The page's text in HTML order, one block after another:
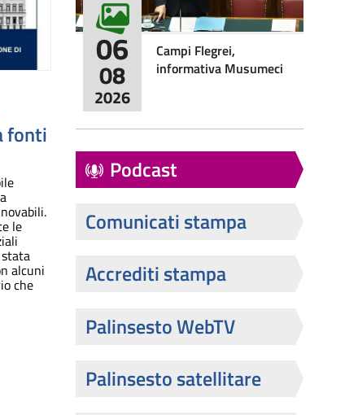
fonti
le
alcuni
che
Campi Flegrei,
informativa Musumeci
06
08
2026
Podcast
Comunicati stampa
Accrediti stampa
Palinsesto WebTV
Palinsesto satellitare